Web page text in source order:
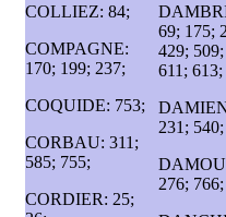
COLLIEZ: 84;
COMPAGNE:
170; 199; 237;
COQUIDE: 753;
CORBAU: 311;
585; 755;
CORDIER: 25;
69; 175;
429;
611;
231; 540;
276; 766;